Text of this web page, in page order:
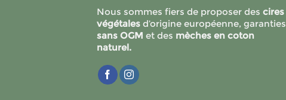
Nous sommes fiers de proposer des cires
végétales d’origine européenne, garanties
sans OGM et des mèches en coton
naturel.